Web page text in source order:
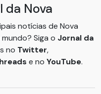
Nova
notícias de Nova
Siga o Jornal da
no Twitter,
e no YouTube.